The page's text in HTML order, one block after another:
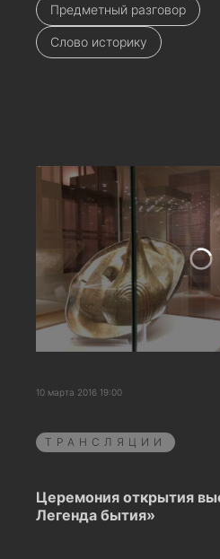
Предметный разговор
Слово историку
10 марта 2016 19:00
ТРАНСЛЯЦИИ
Церемония открытия
Легенда бытия»